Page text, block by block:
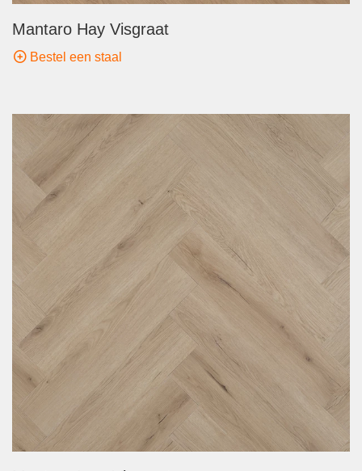
Mantaro Hay Visgraat
Bestel een staal